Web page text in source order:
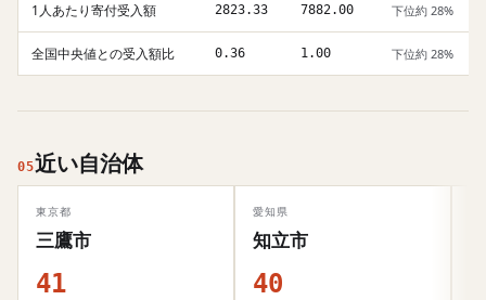
1人あたり寄付受入額 2823.33 7882.00 下位約 28%
全国中央値との受入額比 0.36 1.00 下位約 28%
05近い自治体
東京都
三鷹市
41
愛知県
知立市
40